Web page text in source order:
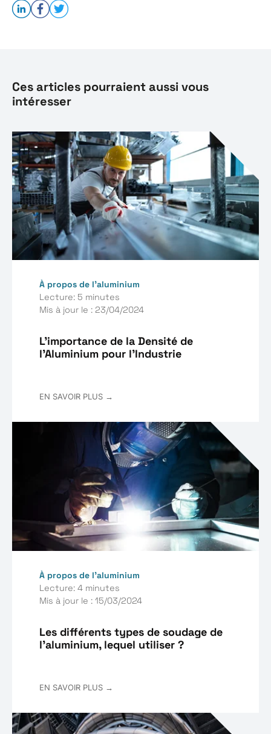
Ces articles pourraient aussi vous
intéresser
À propos de l’aluminium
Lecture: 5 minutes
Mis à jour le : 23/04/2024
L'importance de la Densité de
l'Aluminium pour l'Industrie
EN SAVOIR PLUS →
À propos de l’aluminium
Lecture: 4 minutes
Mis à jour le : 15/03/2024
Les différents types de soudage de
l'aluminium, lequel utiliser ?
EN SAVOIR PLUS →